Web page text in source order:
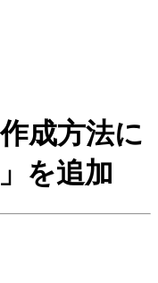
成方法に
を追加